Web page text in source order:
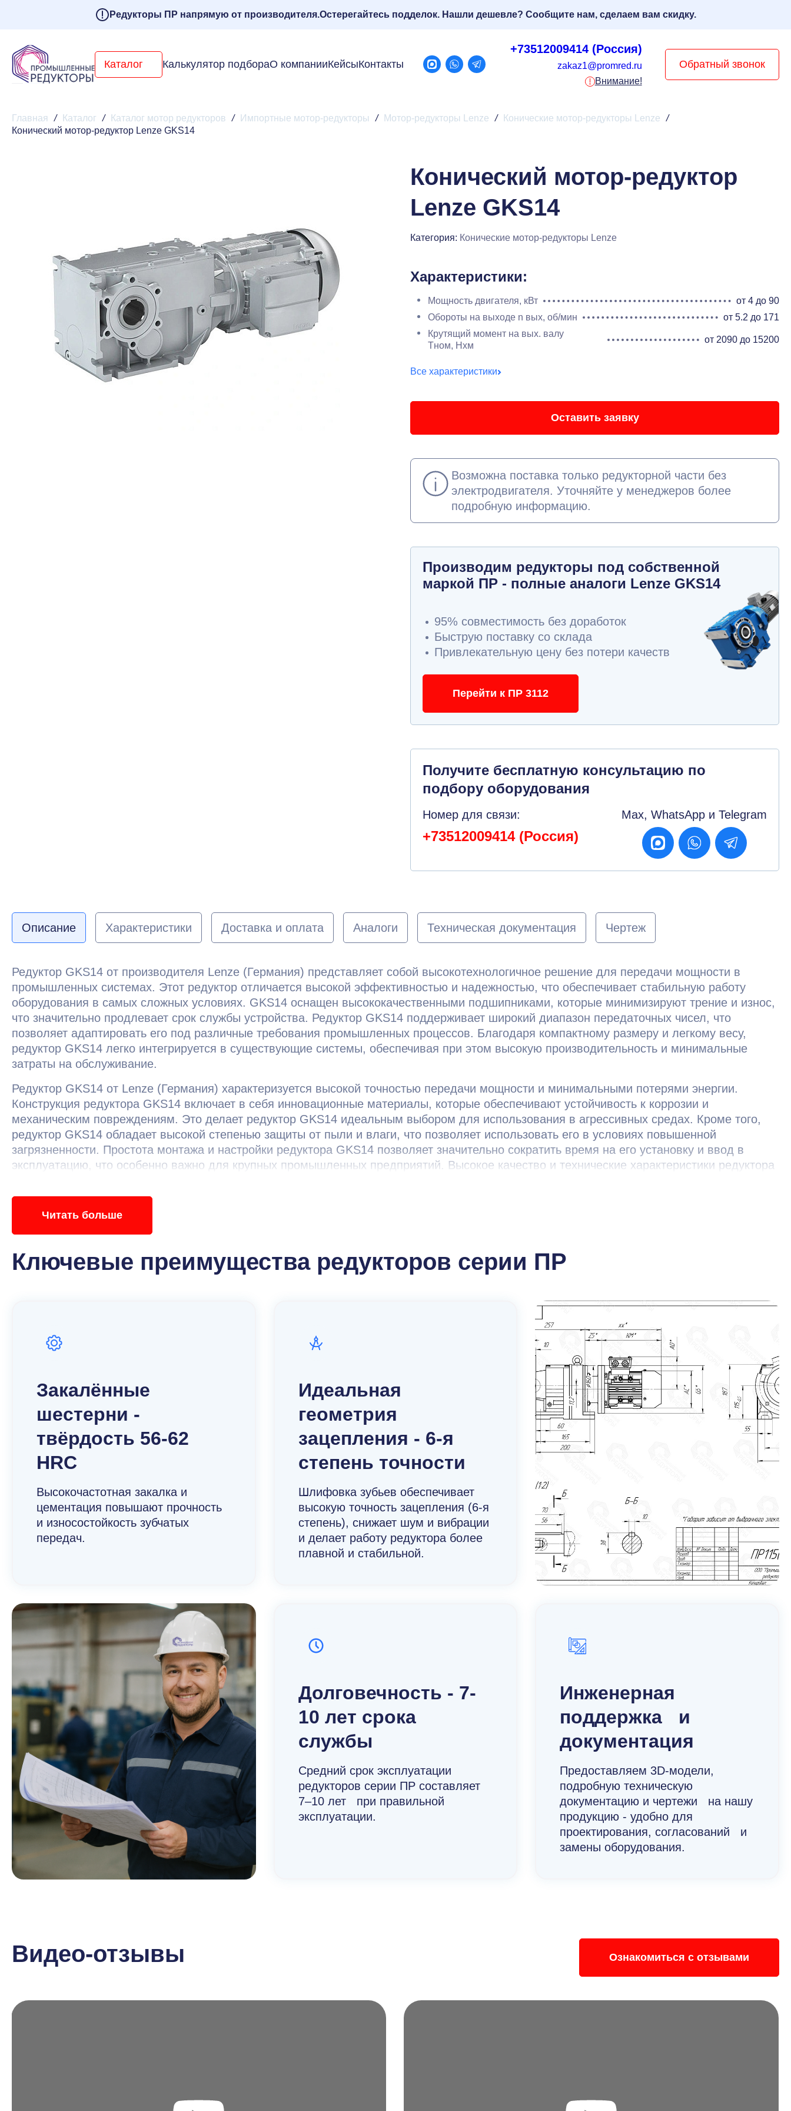
Редукторы ПР напрямую от производителя.Остерегайтесь подделок. Нашли дешевле? Сообщите нам, сделаем вам скидку.
Каталог Калькулятор подбораО компанииКейсыКонтакты
+73512009414 (Россия)
zakaz1@promred.ru
Внимание!
Обратный звонок
Главная / Каталог / Каталог мотор редукторов / Импортные мотор-редукторы / Мотор-редукторы Lenze / Конические мотор-редукторы Lenze
/
Конический мотор-редуктор Lenze GKS14
Конический мотор-редуктор
Lenze GKS14
Категория: Конические мотор-редукторы Lenze
Характеристики:
Мощность двигателя, кВт
от 4 до 90
Обороты на выходе n вых, об/мин
от 5.2 до 171
Крутящий момент на вых. валу
Тном, Нхм
от 2090 до 15200
Все характеристики
Оставить заявку
Возможна поставка только редукторной части без
электродвигателя. Уточняйте у менеджеров более
подробную информацию.
Производим редукторы под собственной
маркой ПР - полные аналоги Lenze GKS14
95% совместимость без доработок
Быструю поставку со склада
Привлекательную цену без потери качеств
Перейти к ПР 3112
Получите бесплатную консультацию по
подбору оборудования
Номер для связи:
+73512009414 (Россия)
Max, WhatsApp и Telegram
Описание Характеристики Доставка и оплата Аналоги Техническая документация Чертеж
Редуктор GKS14 от производителя Lenze (Германия) представляет собой высокотехнологичное решение для передачи мощности в
промышленных системах. Этот редуктор отличается высокой эффективностью и надежностью, что обеспечивает стабильную работу
оборудования в самых сложных условиях. GKS14 оснащен высококачественными подшипниками, которые минимизируют трение и износ,
что значительно продлевает срок службы устройства. Редуктор GKS14 поддерживает широкий диапазон передаточных чисел, что
позволяет адаптировать его под различные требования промышленных процессов. Благодаря компактному размеру и легкому весу,
редуктор GKS14 легко интегрируется в существующие системы, обеспечивая при этом высокую производительность и минимальные
затраты на обслуживание.
Редуктор GKS14 от Lenze (Германия) характеризуется высокой точностью передачи мощности и минимальными потерями энергии.
Конструкция редуктора GKS14 включает в себя инновационные материалы, которые обеспечивают устойчивость к коррозии и
механическим повреждениям. Это делает редуктор GKS14 идеальным выбором для использования в агрессивных средах. Кроме того,
редуктор GKS14 обладает высокой степенью защиты от пыли и влаги, что позволяет использовать его в условиях повышенной
загрязненности. Простота монтажа и настройки редуктора GKS14 позволяет значительно сократить время на его установку и ввод в
эксплуатацию, что особенно важно для крупных промышленных предприятий. Высокое качество и технические характеристики редуктора
Читать больше
Ключевые преимущества редукторов серии ПР
Закалённые
шестерни -
твёрдость 56-62
HRC
Высокочастотная закалка и
цементация повышают прочность
и износостойкость зубчатых
передач.
Идеальная
геометрия
зацепления - 6-я
степень точности
Шлифовка зубьев обеспечивает
высокую точность зацепления (6-я
степень), снижает шум и вибрации
и делает работу редуктора более
плавной и стабильной.
Долговечность - 7-
10 лет срока
службы
Средний срок эксплуатации
редукторов серии ПР составляет
7–10 лет при правильной
эксплуатации.
Инженерная
поддержка и
документация
Предоставляем 3D-модели,
подробную техническую
документацию и чертежи на нашу
продукцию - удобно для
проектирования, согласований и
замены оборудования.
Видео-отзывы Ознакомиться с отзывами